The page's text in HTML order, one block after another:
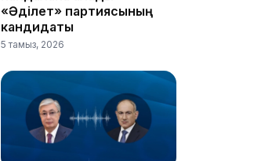
«Әділет» партиясының
кандидаты
5 тамыз, 2026